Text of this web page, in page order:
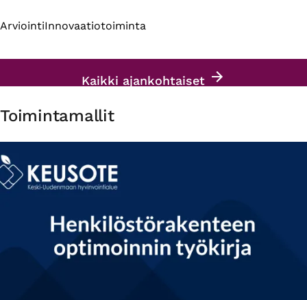
ArviointiInnovaatiotoiminta
Kaikki ajankohtaiset
Toimintamallit